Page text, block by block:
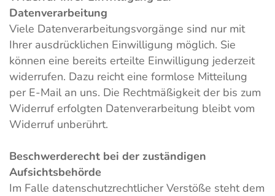
Datenverarbeitung
Viele Datenverarbeitungsvorgänge sind nur mit
Ihrer ausdrücklichen Einwilligung möglich. Sie
können eine bereits erteilte Einwilligung jederzeit
widerrufen. Dazu reicht eine formlose Mitteilung
per E-Mail an uns. Die Rechtmäßigkeit der bis zum
Widerruf erfolgten Datenverarbeitung bleibt vom
Widerruf unberührt.
Beschwerderecht bei der zuständigen
Aufsichtsbehörde
Im Falle datenschutzrechtlicher Verstöße steht dem